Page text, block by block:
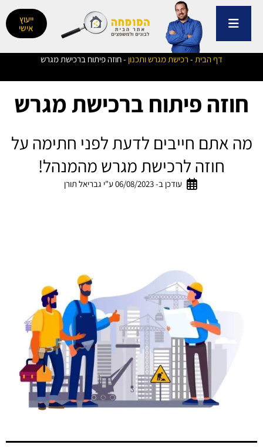
דילוג
ייעוץ
אישי
דף הבית - רכישת מגרש ותכנון -חוזה פיתוח ברכישת מגרש
חוזה פיתוח ברכישת מגרש
מה אתם חייבים לדעת לפני חתימה על
חוזה לרכישת מגרש מהמנהל!
עודכן ב- 06/08/2023 ע"י גבריאל תורן